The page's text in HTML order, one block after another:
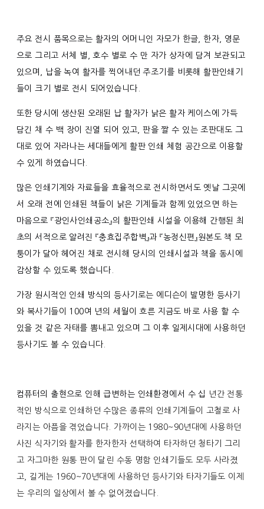
주요 전시 품목으로는 활자의 어머니인 자모가 한글, 한자, 영문
으로 그리고 서체 별, 호수 별로 수 만 자가 상자에 담겨 보관되고
있으며, 납을 녹여 활자를 찍어내던 주조기를 비롯해 활판인쇄기
들이 크기 별로 전시 되어있습니다.
또한 당시에 생산된 오래된 납 활자가 낡은 활자 케이스에 가득
담긴 채 수 백 장이 진열 되어 있고, 판을 짤 수 있는 조판대도 그
대로 있어 자라나는 세대들에게 활판 인쇄 체험 공간으로 이용할
수 있게 하였습니다.
많은 인쇄기계와 자료들을 효율적으로 전시하면서도 옛날 그곳에
서 오래 전에 인쇄된 책들이 낡은 기계들과 함께 있었으면 하는
마음으로 『광인사인쇄공소』의 활판인쇄 시설을 이용해 간행된 최
초의 서적으로 알려진 『충효집주합벽』과 『농정신편』원본도 책 모
퉁이가 달아 헤어진 채로 전시해 당시의 인쇄시설과 책을 동시에
감상할 수 있도록 했습니다.
가장 원시적인 인쇄 방식의 등사기로는 에디슨이 발명한 등사기
와 복사기들이 100여 년의 세월이 흐른 지금도 바로 사용 할 수
있을 것 같은 자태를 뽐내고 있으며 그 이후 일제시대에 사용하던
등사기도 볼 수 있습니다.
컴퓨터의 출현으로 인해 급변하는 인쇄환경에서 수 십
년간 전통
적인 방식으로 인쇄하던 수많은 종류의 인쇄기계들이 고철로 사
라지는 아픔을 겪었습니다. 가까이는 1980~90년대에 사용하던
사진 식자기와 활자를 한자한자 선택하여 타자하던 청타기 그리
고 자그마한 원통 판이 달린 수동 명함 인쇄기들도 모두 사라졌
고, 길게는 1960~70년대에 사용하던 등사기와 타자기들도 이제
는 우리의 일상에서 볼 수 없어졌습니다.